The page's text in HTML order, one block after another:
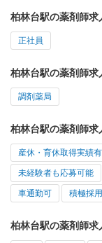
柏林台駅の薬剤師
正社員
柏林台駅の薬剤師
調剤薬局
柏林台駅の薬剤師
産休・育休取得実績有
未経験者も応募可能
車通勤可 積極採
柏林台駅の薬剤師